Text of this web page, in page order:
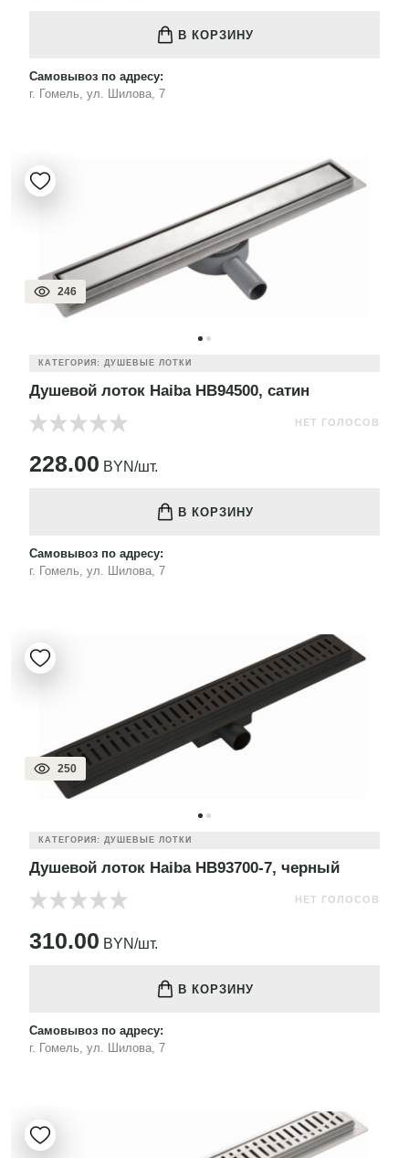
В КОРЗИНУ
Самовывоз по адресу:
г. Гомель, ул. Шилова, 7
246
КАТЕГОРИЯ: ДУШЕВЫЕ ЛОТКИ
Душевой лоток Haiba HB94500, сатин
НЕТ ГОЛОСОВ
228.00 BYN/шт.
В КОРЗИНУ
Самовывоз по адресу:
г. Гомель, ул. Шилова, 7
250
КАТЕГОРИЯ: ДУШЕВЫЕ ЛОТКИ
Душевой лоток Haiba HB93700-7, черный
НЕТ ГОЛОСОВ
310.00 BYN/шт.
В КОРЗИНУ
Самовывоз по адресу:
г. Гомель, ул. Шилова, 7